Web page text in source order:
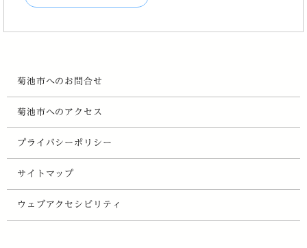
菊池市へのお問合せ
菊池市へのアクセス
プライバシーポリシー
サイトマップ
ウェブアクセシビリティ